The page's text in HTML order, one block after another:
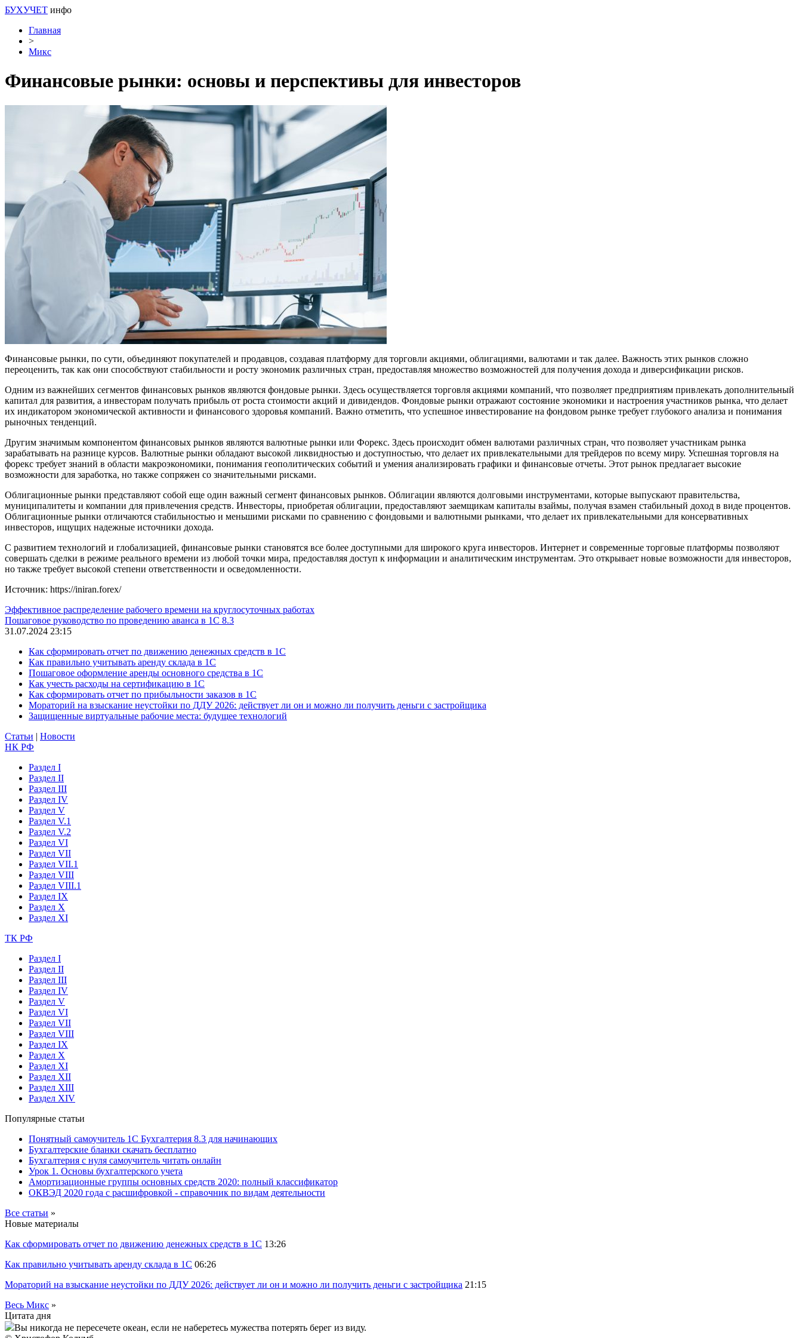
БУХУЧЕТ инфо
Главная
>
Микс
Финансовые рынки: основы и перспективы для инвесторов
Финансовые рынки, по сути, объединяют покупателей и продавцов, создавая платформу для торговли акциями, облигациями, валютами и так далее. Важность этих рынков сложно
переоценить, так как они способствуют стабильности и росту экономик различных стран, предоставляя множество возможностей для получения дохода и диверсификации рисков.
Одним из важнейших сегментов финансовых рынков являются фондовые рынки. Здесь осуществляется торговля акциями компаний, что позволяет предприятиям привлекать дополнительный
капитал для развития, а инвесторам получать прибыль от роста стоимости акций и дивидендов. Фондовые рынки отражают состояние экономики и настроения участников рынка, что делает
их индикатором экономической активности и финансового здоровья компаний. Важно отметить, что успешное инвестирование на фондовом рынке требует глубокого анализа и понимания
рыночных тенденций.
Другим значимым компонентом финансовых рынков являются валютные рынки или Форекс. Здесь происходит обмен валютами различных стран, что позволяет участникам рынка
зарабатывать на разнице курсов. Валютные рынки обладают высокой ликвидностью и доступностью, что делает их привлекательными для трейдеров по всему миру. Успешная торговля на
форекс требует знаний в области макроэкономики, понимания геополитических событий и умения анализировать графики и финансовые отчеты. Этот рынок предлагает высокие
возможности для заработка, но также сопряжен со значительными рисками.
Облигационные рынки представляют собой еще один важный сегмент финансовых рынков. Облигации являются долговыми инструментами, которые выпускают правительства,
муниципалитеты и компании для привлечения средств. Инвесторы, приобретая облигации, предоставляют заемщикам капиталы взаймы, получая взамен стабильный доход в виде процентов.
Облигационные рынки отличаются стабильностью и меньшими рисками по сравнению с фондовыми и валютными рынками, что делает их привлекательными для консервативных
инвесторов, ищущих надежные источники дохода.
С развитием технологий и глобализацией, финансовые рынки становятся все более доступными для широкого круга инвесторов. Интернет и современные торговые платформы позволяют
совершать сделки в режиме реального времени из любой точки мира, предоставляя доступ к информации и аналитическим инструментам. Это открывает новые возможности для инвесторов,
но также требует высокой степени ответственности и осведомленности.
Источник: https://iniran.forex/
Эффективное распределение рабочего времени на круглосуточных работах
Пошаговое руководство по проведению аванса в 1С 8.3
31.07.2024 23:15
Как сформировать отчет по движению денежных средств в 1С
Как правильно учитывать аренду склада в 1С
Пошаговое оформление аренды основного средства в 1С
Как учесть расходы на сертификацию в 1С
Как сформировать отчет по прибыльности заказов в 1С
Мораторий на взыскание неустойки по ДДУ 2026: действует ли он и можно ли получить деньги с застройщика
Защищенные виртуальные рабочие места: будущее технологий
Статьи | Новости
НК РФ
Раздел I
Раздел II
Раздел III
Раздел IV
Раздел V
Раздел V.1
Раздел V.2
Раздел VI
Раздел VII
Раздел VII.1
Раздел VIII
Раздел VIII.1
Раздел IX
Раздел X
Раздел XI
ТК РФ
Раздел I
Раздел II
Раздел III
Раздел IV
Раздел V
Раздел VI
Раздел VII
Раздел VIII
Раздел IX
Раздел X
Раздел XI
Раздел XII
Раздел XIII
Раздел XIV
Популярные статьи
Понятный самоучитель 1С Бухгалтерия 8.3 для начинающих
Бухгалтерские бланки скачать бесплатно
Бухгалтерия с нуля самоучитель читать онлайн
Урок 1. Основы бухгалтерского учета
Амортизационные группы основных средств 2020: полный классификатор
ОКВЭД 2020 года с расшифровкой - справочник по видам деятельности
Все статьи »
Новые материалы
Как сформировать отчет по движению денежных средств в 1С 13:26
Как правильно учитывать аренду склада в 1С 06:26
Мораторий на взыскание неустойки по ДДУ 2026: действует ли он и можно ли получить деньги с застройщика 21:15
Весь Микс »
Цитата дня
Вы никогда не пересечете океан, если не наберетесь мужества потерять берег из виду.